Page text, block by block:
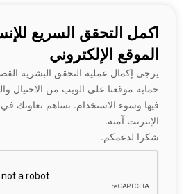
اكمل التحقق السريع
الموقع الإلكتروني
يرجى إكمال عملية التحقق البشرية
حماية موقعنا على الويب من الاحتيال
فيها وسوء الاستخدام. تساهم تعاونك في
الإنترنت آمنة.
شكرا لدعمكم.